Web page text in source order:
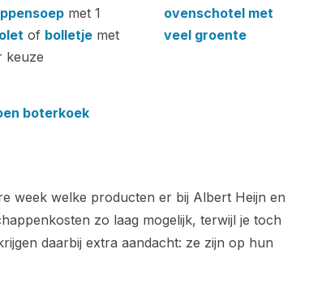
met 1
of bolletje met
keuze
ovenschotel met
veel groente
boterkoek
week welke producten er bij Albert Heijn en
zo laag mogelijk, terwijl je toch
daarbij extra aandacht: ze zijn op hun